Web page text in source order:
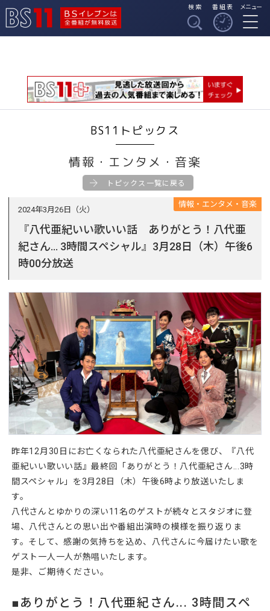
BSイレブンは全番組
検索 番組表 メニュー
BS11トピックス
情報・エンタメ・音楽
トピックス一覧に戻る
2024年3月26日（火）
情報・エンタメ・音楽
『八代亜紀いい歌いい話 ありがとう！八代亜
紀さん... 3時間スペシャル』3月28日（木）午後6
時00分放送
昨年12月30日にお亡くなられた八代亜紀さんを偲び、『八代
亜紀いい歌いい話』最終回「ありがとう！八代亜紀さん...3時
間スペシャル」を3月28日（木）午後6時より放送いたしま
す。
八代さんとゆかりの深い11名のゲストが続々とスタジオに登
場、八代さんとの思い出や番組出演時の模様を振り返りま
す。そして、感謝の気持ちを込め、八代さんに今届けたい歌を
ゲスト一人一人が熱唱いたします。
是非、ご期待ください。
■ありがとう！八代亜紀さん... 3時間スペ